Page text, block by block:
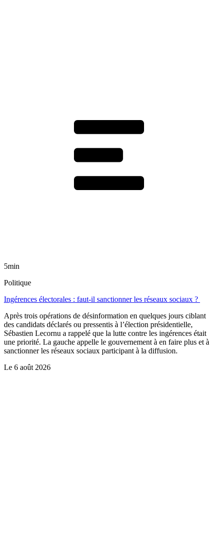
5min
Politique
Ingérences électorales : faut-il sanctionner les réseaux sociaux ?
Après trois opérations de désinformation en quelques jours ciblant
des candidats déclarés ou pressentis à l’élection présidentielle,
Sébastien Lecornu a rappelé que la lutte contre les ingérences était
une priorité. La gauche appelle le gouvernement à en faire plus et à
sanctionner les réseaux sociaux participant à la diffusion.
Le 6 août 2026